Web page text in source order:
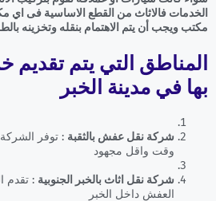
الخدمات فالاثاث من القطع الاساسية فى اي
مكتب ويجب أن يتم الاهتمام بنقله وتخزينه
المناطق التي يتم تقديم
بها في مدينة الخبر
شركة نقل عفش بالثقبة : توفر
وقت واقل مجهود
شركة نقل اثاث بالخبر الجنوبية : تقدم
العفش داخل الخبر